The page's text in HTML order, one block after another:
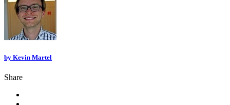
by Kevin Martel
Share